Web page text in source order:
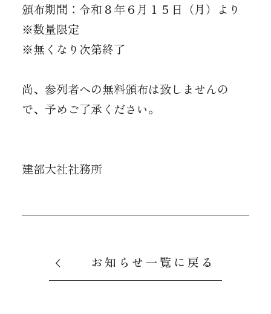
頒布期間：令和８年６月１５日（月）より
※数量限定
※無くなり次第終了
尚、参列者への無料頒布は致しませんの
で、予めご了承ください。
建部大社社務所
お知らせ一覧に戻る